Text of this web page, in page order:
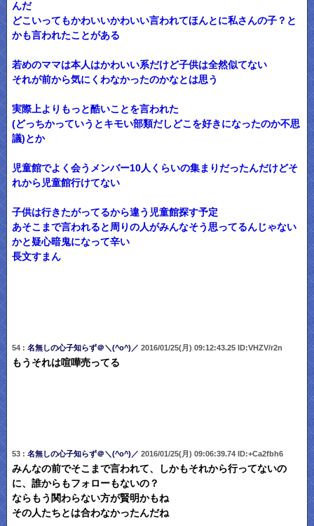
んだ
どこいってもかわいいかわいい言われてほんとに私さんの子？と
かも言われたことがある
若めのママは本人はかわいい系だけど子供は全然似てない
それが前から気にくわなかったのかなとは思う
実際上よりもっと酷いことを言われた
(どっちかっていうとキモい部類だしどこを好きになったのか不思
議)とか
児童館でよく会うメンバー10人くらいの集まりだったんだけどそ
れから児童館行けてない
子供は行きたがってるから違う児童館探す予定
あそこまで言われると周りの人がみんなそう思ってるんじゃない
かと疑心暗鬼になって辛い
長文すまん
54 : 名無しの心子知らず＠＼(^o^)／ 2016/01/25(月) 09:12:43.25 ID:VHZV/r2n
もうそれは喧嘩売ってる
53 : 名無しの心子知らず＠＼(^o^)／ 2016/01/25(月) 09:06:39.74 ID:+Ca2fbh6
みんなの前でそこまで言われて、しかもそれから行ってないの
に、誰からもフォローもないの？
ならもう関わらない方が賢明かもね
その人たちとは合わなかったんだね